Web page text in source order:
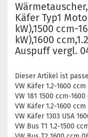
Käfer Typ1
kW),1500 ccm-
kW),1600
Auspuff vergl.
Dieser Artikel ist
VW Käfer 1.2-1600
VW 181 1500 ccm-
VW Käfer 1.2-1600
VW Käfer 1303 USA
VW Bus T1 1.2-1500